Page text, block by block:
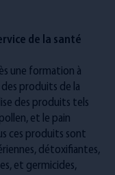
de la santé
une formation à
des produits de la
des produits tels
et le pain
ces produits sont
détoxifiantes,
et germicides,